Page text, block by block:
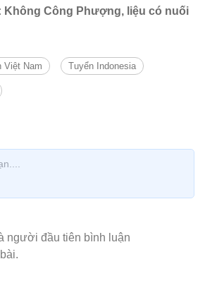
Không Công Phượng, liệu có nuối
Việt Nam Tuyển Indonesia